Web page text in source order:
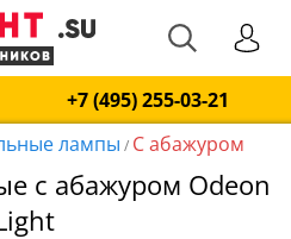
+7 (495) 255-03-21
лампы / С абажуром
с абажуром Odeon